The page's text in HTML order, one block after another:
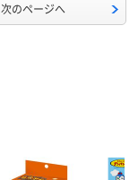
次のページへ